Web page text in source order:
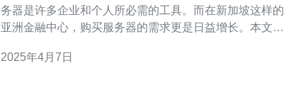
务器是许多企业和个人所必需的工具。而在新加坡这样的
亚洲金融中心，购买服务器的需求更是日益增长。本文将
和高质量的选择。 XXX网站是新加坡最受欢迎的服务器购
2025年4月7日